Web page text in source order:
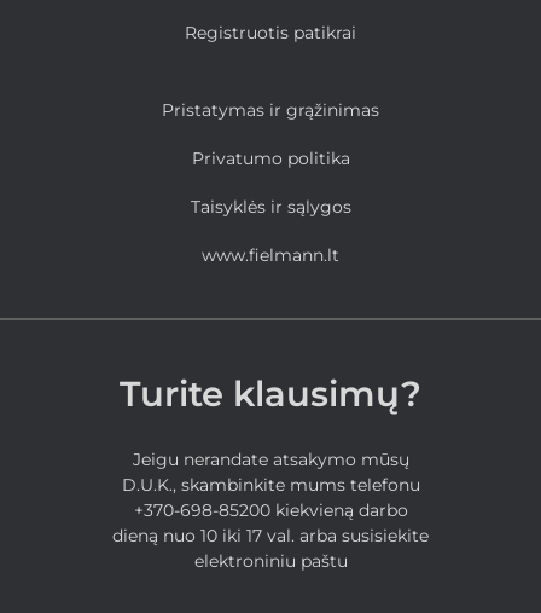
Registruotis patikrai
Pristatymas ir grąžinimas
Privatumo politika
Taisyklės ir sąlygos
www.fielmann.lt
Turite klausimų?
Jeigu nerandate atsakymo mūsų
D.U.K., skambinkite mums telefonu
+370-698-85200 kiekvieną darbo
dieną nuo 10 iki 17 val. arba susisiekite
elektroniniu paštu